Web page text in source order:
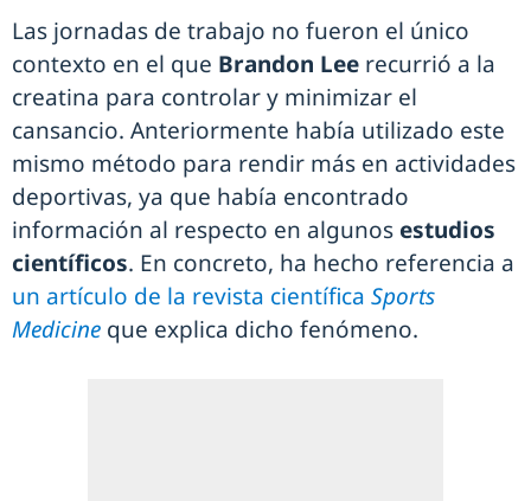
Las jornadas de trabajo no fueron el único
contexto en el que Brandon Lee recurrió a la
creatina para controlar y minimizar el
cansancio. Anteriormente había utilizado este
mismo método para rendir más en actividades
deportivas, ya que había encontrado
información al respecto en algunos estudios
científicos. En concreto, ha hecho referencia a
un artículo de la revista científica Sports
Medicine que explica dicho fenómeno.